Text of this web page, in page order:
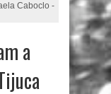
Caboclo -
a